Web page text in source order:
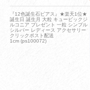
『12色誕生石ピアス』★楽天1位★
誕生日 誕生月 大粒 キュービックジ
ルコニア プレゼント 一粒 シンプル
シルバー レディース アクセサリー
クリックポスト配送
1cm (ps100072)